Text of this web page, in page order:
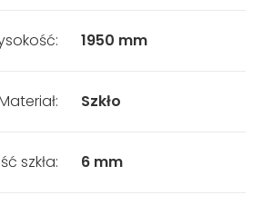
1950 mm
Szkło
szkła: 6 mm